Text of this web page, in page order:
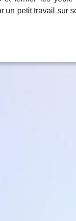
un petit travail sur